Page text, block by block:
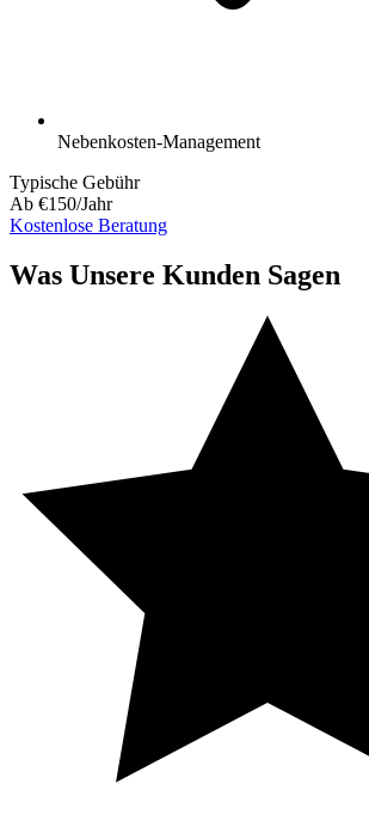
Nebenkosten-Management
Typische Gebühr
Ab €150/Jahr
Kostenlose Beratung
Was Unsere Kunden Sagen